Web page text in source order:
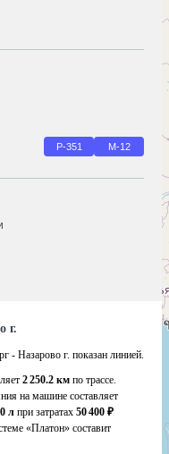
Р-351 М-12
г.
- Назарово г. показан линией.
2 250.2 км по трассе.
на машине составляет
л при затратах 50 400 ₽
«Платон» составит